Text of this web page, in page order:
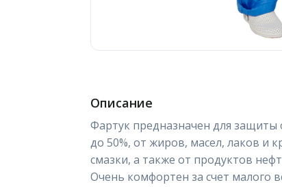
Описание
Фартук предназначен для
до 50%, от жиров, масел, лаков и
смазки, а также от продуктов
Очень комфортен за счет малого